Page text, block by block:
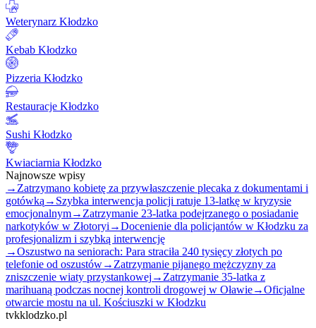
Weterynarz Kłodzko
Kebab Kłodzko
Pizzeria Kłodzko
Restauracje Kłodzko
Sushi Kłodzko
Kwiaciarnia Kłodzko
Najnowsze wpisy
→ Zatrzymano kobietę za przywłaszczenie plecaka z dokumentami i
gotówką → Szybka interwencja policji ratuje 13-latkę w kryzysie
emocjonalnym→ Zatrzymanie 23-latka podejrzanego o posiadanie
narkotyków w Złotoryi →Docenienie dla policjantów w Kłodzku za
profesjonalizm i szybką interwencję
→Oszustwo na seniorach: Para straciła 240 tysięcy złotych po
telefonie od oszustów→ Zatrzymanie pijanego mężczyzny za
zniszczenie wiaty przystankowej → Zatrzymanie 35-latka z
marihuaną podczas nocnej kontroli drogowej w Oławie→Oficjalne
otwarcie mostu na ul. Kościuszki w Kłodzku
tvkklodzko.pl